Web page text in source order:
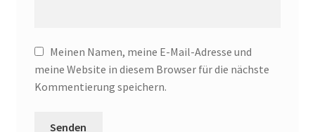
Meinen Namen, meine E-Mail-Adresse und
meine Website in diesem Browser für die nächste
Kommentierung speichern.